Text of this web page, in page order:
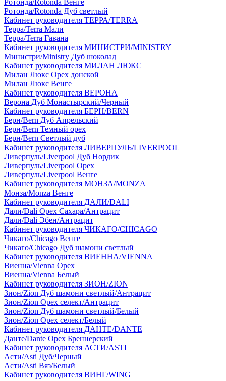
Ротонда/Rotonda Венге
Ротонда/Rotonda Дуб светлый
Кабинет руководителя ТЕРРА/TERRA
Терра/Terra Мали
Терра/Terra Гавана
Кабинет руководителя МИНИСТРИ/MINISTRY
Министри/Ministry Дуб шоколад
Кабинет руководителя МИЛАН ЛЮКС
Милан Люкс Орех донской
Милан Люкс Венге
Кабинет руководителя ВЕРОНА
Верона Дуб Монастырский/Черный
Кабинет руководителя БЕРН/BERN
Берн/Bern Дуб Апрельский
Берн/Bern Темный орех
Берн/Bern Светлый дуб
Кабинет руководителя ЛИВЕРПУЛЬ/LIVERPOOL
Ливерпуль/Liverpool Дуб Нордик
Ливерпуль/Liverpool Орех
Ливерпуль/Liverpool Венге
Кабинет руководителя МОНЗА/MONZA
Монза/Monza Венге
Кабинет руководителя ДАЛИ/DALI
Дали/Dali Орех Cахара/Антрацит
Дали/Dali Эбен/Антрацит
Кабинет руководителя ЧИКАГО/CHICAGO
Чикаго/Chicago Венге
Чикаго/Chicago Дуб шамони светлый
Кабинет руководителя ВИЕННА/VIENNA
Виенна/Vienna Орех
Виенна/Vienna Белый
Кабинет руководителя ЗИОН/ZION
Зион/Zion Дуб шамони светлый/Антрацит
Зион/Zion Орех селект/Антрацит
Зион/Zion Дуб шамони светлый/Белый
Зион/Zion Орех селект/Белый
Кабинет руководителя ДАНТЕ/DANTE
Данте/Dante Орех Бреннерский
Кабинет руководителя АСТИ/ASTI
Асти/Asti Дуб/Черный
Асти/Asti Вяз/Белый
Кабинет руководителя ВИНГ/WING